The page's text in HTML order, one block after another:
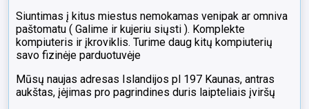
Siuntimas į kitus miestus nemokamas venipak ar omniva
paštomatu ( Galime ir kujeriu siųsti ). Komplekte
kompiuteris ir įkroviklis. Turime daug kitų kompiuterių
savo fizinėje parduotuvėje
Mūsų naujas adresas Islandijos pl 197 Kaunas, antras
aukštas, įėjimas pro pagrindines duris laipteliais įviršų